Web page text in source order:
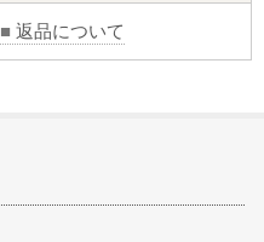
■ 返品について